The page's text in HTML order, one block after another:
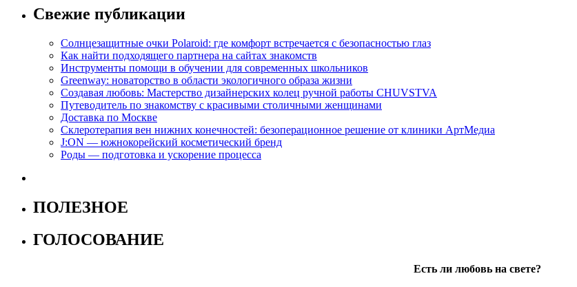
Свежие публикации
Солнцезащитные очки Polaroid: где комфорт встречается с безопасностью глаз
Как найти подходящего партнера на сайтах знакомств
Инструменты помощи в обучении для современных школьников
Greenway: новаторство в области экологичного образа жизни
Создавая любовь: Мастерство дизайнерских колец ручной работы CHUVSTVA
Путеводитель по знакомству с красивыми столичными женщинами
Доставка по Москве
Склеротерапия вен нижних конечностей: безоперационное решение от клиники АртМедиа
J:ON — южнокорейский косметический бренд
Роды — подготовка и ускорение процесса
ПОЛЕЗНОЕ
ГОЛОСОВАНИЕ
Есть ли любовь на свете?